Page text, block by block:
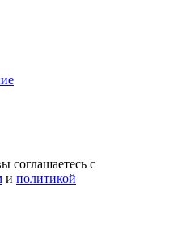
соглашаетесь с
и политикой